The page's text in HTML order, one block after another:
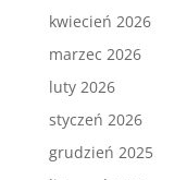
kwiecień 2026
marzec 2026
luty 2026
styczeń 2026
grudzień 2025